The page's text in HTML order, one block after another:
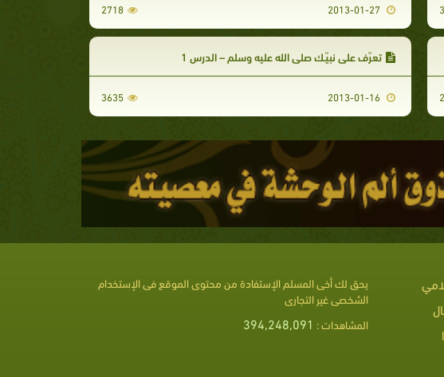
2718
تعرّف على نبيّـك صلى الله عليه وسلم – الدرس 1
2013-01-16
3635
يحق لك أخى المسلم الإستفادة من محتوى الموقع فى الإستخدام
الشخصى غير التجارى
المشاهدات : 394,248,091